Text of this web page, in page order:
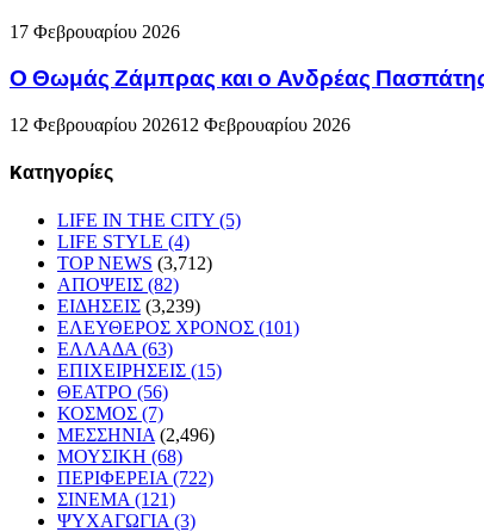
17 Φεβρουαρίου 2026
Ο Θωμάς Ζάμπρας και ο Ανδρέας
12 Φεβρουαρίου 202612 Φεβρουαρίου 2026
Kατηγορίες
LIFE IN THE CITY (5)
LIFE STYLE (4)
TOP NEWS (3,712)
ΑΠΟΨΕΙΣ (82)
ΕΙΔΗΣΕΙΣ (3,239)
ΕΛΕΥΘΕΡΟΣ ΧΡΟΝΟΣ (101)
ΕΛΛΑΔΑ (63)
ΕΠΙΧΕΙΡΗΣΕΙΣ (15)
ΘΕΑΤΡΟ (56)
ΚΟΣΜΟΣ (7)
ΜΕΣΣΗΝΙΑ (2,496)
ΜΟΥΣΙΚΗ (68)
ΠΕΡΙΦΕΡΕΙΑ (722)
ΣΙΝΕΜΑ (121)
ΨΥΧΑΓΩΓΙΑ (3)